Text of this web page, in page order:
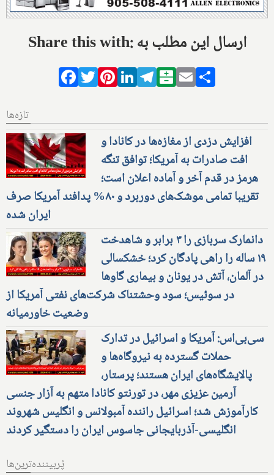
Share this with: ارسال این مطلب به
Facebook
TwitterPinterestLinkedIn
Telegram
Balatarin
Email
تازه‌ها
افزایش دزدی از مغازه‌ها در کانادا و
افت صادرات به آمریکا؛ توافق تنگه
هرمز در قدم آخر و آماده اعلان است؛
تقریبا تمامی موشک‌های دوربرد و ۸۰% پدافند آمریکا صرف
ایران شده
دانمارک سربازی را ۳ برابر و شاهدخت
۱۹ ساله را راهی پادگان کرد؛ خشکسالی
در آلمان، آتش در یونان و بیماری گاوها
در سوئیس؛ سود وحشتناک شرکت‌های نفتی آمریکا از
وضعیت خاورمیانه
سی‌بی‌اس: آمریکا و اسرائیل در تدارک
حملات گسترده به نیروگاه‌ها و
پالایشگاه‌های ایران هستند؛ پرستار،
آرمین عزیزی مهر، در تورنتو کانادا متهم به آزار جنسی
کارآموزش شد؛ اسرائیل راننده آمبولانس و انگلیس شهروند
انگلیسی-آذربایجانی جاسوس ایران را دستگیر کردند
پُربیننده‌ترین‌ها